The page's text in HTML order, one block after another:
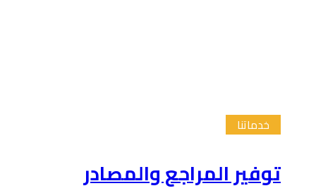
خدماتنا
توفير المراجع والمصادر